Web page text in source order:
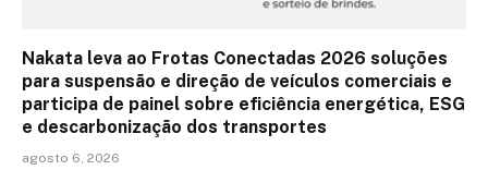
Nakata leva ao Frotas Conectadas 2026 soluções
para suspensão e direção de veículos comerciais e
participa de painel sobre eficiência energética, ESG
e descarbonização dos transportes
agosto 6, 2026